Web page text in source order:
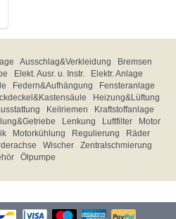
Ausschlag&Verkleidung
Bremsen
Elekt. Ausr. u. Instr.
Elektr. Anlage
Federn&Aufhängung
Fensteranlage
Heizung&Lüftung
Keilriemen
Kraftstoffanlage
Lenkung Luftfilter
Motor
Motorkühlung Regulierung
Räder
Wischer
Zentralschmierung
Ölpumpe